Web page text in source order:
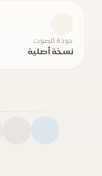
جودة الصوت
نسخة أصلية